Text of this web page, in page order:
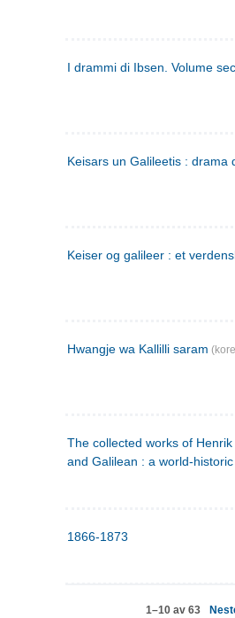
I drammi di Ibsen. Volume
Keisars un Galileetis : drama
Keiser og galileer : et
Hwangje wa Kallilli saram
The collected works of Henrik
and Galilean : a world-
1866-1873
1–10 av 63